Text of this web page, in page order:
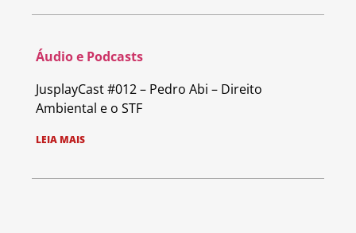
Áudio e Podcasts
JusplayCast #012 – Pedro Abi – Direito
Ambiental e o STF
LEIA MAIS